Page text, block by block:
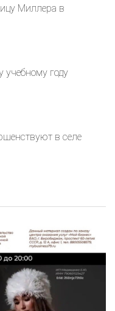
Миллера в
учебному году
в селе